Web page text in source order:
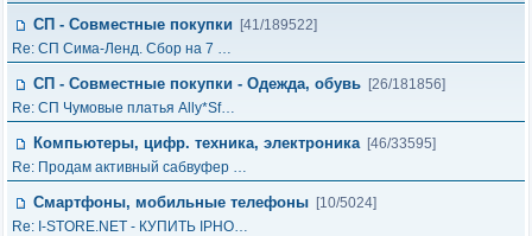
СП - Совместные покупки
[41/189522]
Re: СП Сима-Ленд. Сбор на 7 …
СП - Совместные покупки - Одежда, обувь [26/181856]
Re: СП Чумовые платья Ally*Sf…
Компьютеры, цифр. техника, электроника [46/33595]
Re: Продам активный сабвуфер …
Смартфоны, мобильные телефоны [10/5024]
Re: I-STORE.NET - КУПИТЬ IPHO…